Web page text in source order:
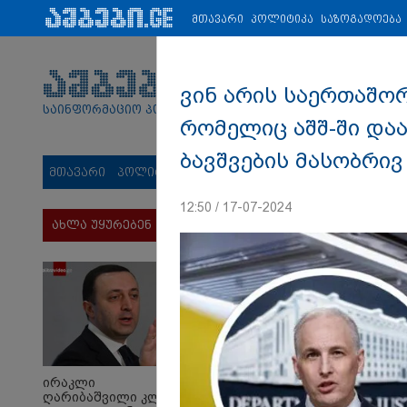
პარტნიორები: ახალი ამბები ეკონომიკა ვიდეო
საინფორმაციო პორტალი
მთავარი პოლიტიკა საზოგადოება
ახლა უყურებენ
ირაკლი
ღარიბაშვილი კლინიკაში
მთავარი პოლიტიკა საზოგადოება
ვინ არის
რომელიც აშშ-ში
ბავშვების
12:50 / 17-07-2024